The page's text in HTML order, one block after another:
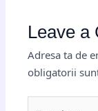
Leave a
Adresa ta de
obligatorii